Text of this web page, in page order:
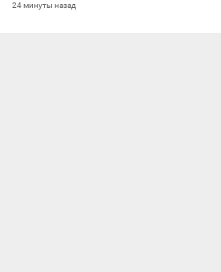
24 минуты назад